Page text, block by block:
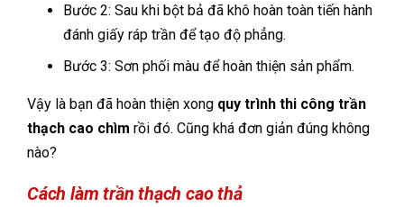
Bước 2: Sau khi bột bả đã khô hoàn toàn tiến hành
đánh giấy ráp trần để tạo độ phẳng.
Bước 3: Sơn phối màu để hoàn thiện sản phẩm.
Vậy là bạn đã hoàn thiện xong quy trình thi công trần
thạch cao chìm rồi đó. Cũng khá đơn giản đúng không
nào?
Cách làm trần thạch cao thả